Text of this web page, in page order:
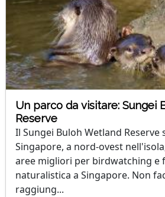
Un parco da visitare: Sungei
Reserve
Il Sungei Buloh Wetland Reserve
Singapore, a nord-ovest
aree migliori per birdwatching e
naturalistica a Singapore. Non
raggiung...